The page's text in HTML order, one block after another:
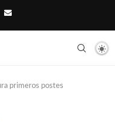
primeros postes